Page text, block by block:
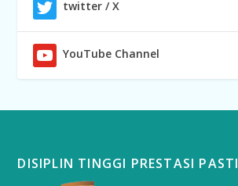
twitter / X
YouTube Channel
DISIPLIN TINGGI PRESTASI PASTI